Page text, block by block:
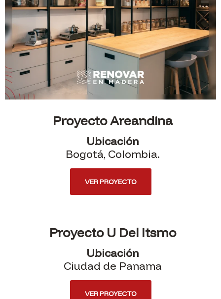
Proyecto Areandina
Ubicación
Bogotá, Colombia.
VER PROYECTO
Proyecto U Del Itsmo
Ubicación
Ciudad de Panama
VER PROYECTO